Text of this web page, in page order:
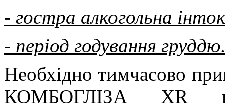
- гостра алкогольна
- період годування
Необхідно тимчасово
КОМБОГЛІЗА XR